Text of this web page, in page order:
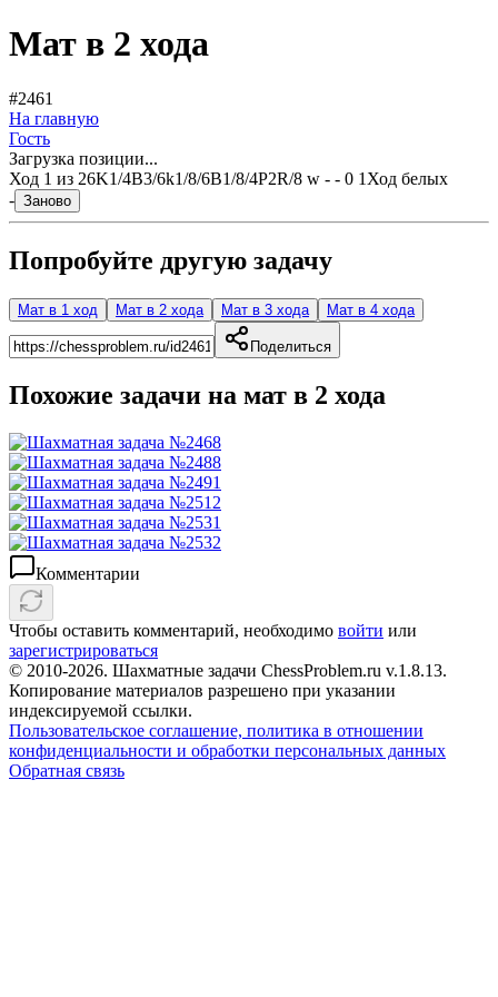
Мат в 2 хода
#2461
На главную
Гость
Загрузка позиции...
Ход 1 из 26K1/4B3/6k1/8/6B1/8/4P2R/8 w - - 0 1 Ход белых
- Заново
Попробуйте другую задачу
Мат в 1 ход Мат в 2 хода Мат в 3 хода Мат в 4 хода
Поделиться
Похожие задачи на мат в 2 хода
Комментарии
Чтобы оставить комментарий, необходимо войти или
зарегистрироваться
© 2010-2026. Шахматные задачи ChessProblem.ru v.1.8.13.
Копирование материалов разрешено при указании
индексируемой ссылки.
Пользовательское соглашение, политика в отношении
конфиденциальности и обработки персональных данных
Обратная связь